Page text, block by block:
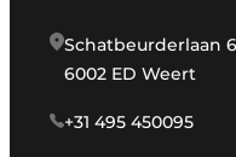
Schatbeurderlaan 6
6002 ED Weert
+31 495 450095